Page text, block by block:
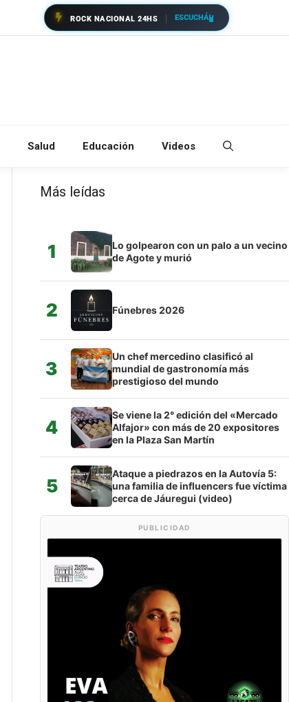
ROCK NACIONAL 24HS ESCUCHÁ
Salud Educación Videos
Más leídas
1
Lo golpearon con un palo a un vecino
de Agote y murió
2 Fúnebres 2026
3
Un chef mercedino clasificó al
mundial de gastronomía más
prestigioso del mundo
4
Se viene la 2° edición del «Mercado
Alfajor» con más de 20 expositores
en la Plaza San Martín
5
Ataque a piedrazos en la Autovía 5:
una familia de influencers fue víctima
cerca de Jáuregui (video)
PUBLICIDAD